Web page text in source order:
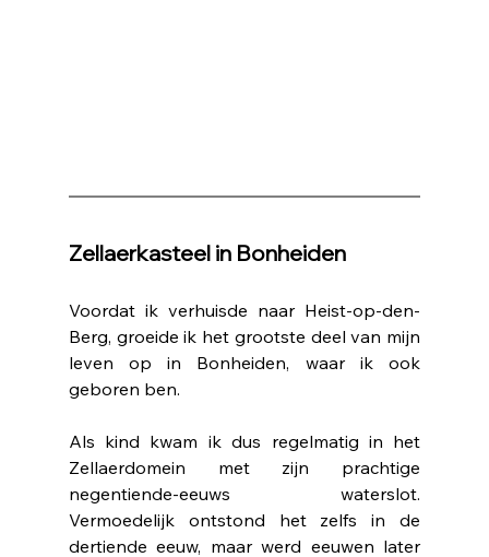
Zellaerkasteel in Bonheiden
Voordat ik verhuisde naar Heist-op-den-
Berg, groeide ik het grootste deel van mijn
leven op in Bonheiden, waar ik ook
geboren ben.
Als kind kwam ik dus regelmatig in het
Zellaerdomein met zijn prachtige
negentiende-eeuws waterslot.
Vermoedelijk ontstond het zelfs in de
dertiende eeuw, maar werd eeuwen later